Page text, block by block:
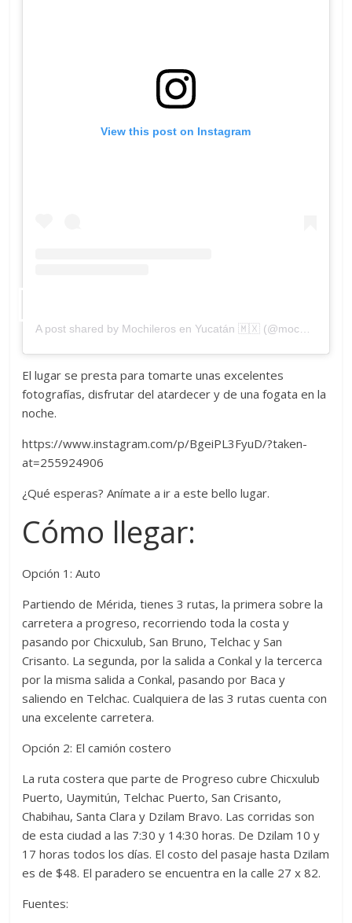
View this post on Instagram
A post shared by Mochileros en Yucatán 🇲🇽 (@mochilerosenyucatan)
El lugar se presta para tomarte unas excelentes
fotografías, disfrutar del atardecer y de una fogata en la
noche.
https://www.instagram.com/p/BgeiPL3FyuD/?taken-
at=255924906
¿Qué esperas? Anímate a ir a este bello lugar.
Cómo llegar:
Opción 1: Auto
Partiendo de Mérida, tienes 3 rutas, la primera sobre la
carretera a progreso, recorriendo toda la costa y
pasando por Chicxulub, San Bruno, Telchac y San
Crisanto. La segunda, por la salida a Conkal y la tercerca
por la misma salida a Conkal, pasando por Baca y
saliendo en Telchac. Cualquiera de las 3 rutas cuenta con
una excelente carretera.
Opción 2: El camión costero
La ruta costera que parte de Progreso cubre Chicxulub
Puerto, Uaymitún, Telchac Puerto, San Crisanto,
Chabihau, Santa Clara y Dzilam Bravo. Las corridas son
de esta ciudad a las 7:30 y 14:30 horas. De Dzilam 10 y
17 horas todos los días. El costo del pasaje hasta Dzilam
es de $48. El paradero se encuentra en la calle 27 x 82.
Fuentes: